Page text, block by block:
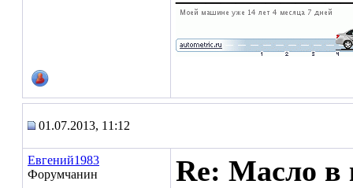
01.07.2013, 11:12
Евгений1983
Форумчанин
Re: Масло в